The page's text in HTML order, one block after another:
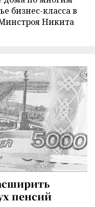
бизнес-класса в
Никита
пенсий